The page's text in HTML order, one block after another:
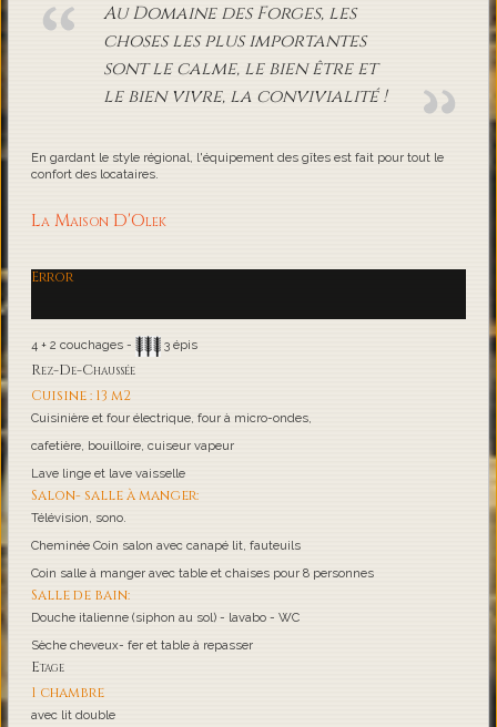
Au Domaine des Forges, les
choses les plus importantes
sont le calme, le bien être et
le bien vivre, la convivialité !
En gardant le style régional, l'équipement des gîtes est fait pour tout le
confort des locataires.
La Maison D'Olek
Error
4 + 2 couchages - 3 épis
Rez-De-Chaussée
Cuisine : 13 m2
Cuisinière et four électrique, four à micro-ondes,
cafetière, bouilloire, cuiseur vapeur
Lave linge et lave vaisselle
Salon- salle à manger:
Télévision, sono.
Cheminée Coin salon avec canapé lit, fauteuils
Coin salle à manger avec table et chaises pour 8 personnes
Salle de bain:
Douche italienne (siphon au sol) - lavabo - WC
Sèche cheveux- fer et table à repasser
Etage
1 chambre
avec lit double